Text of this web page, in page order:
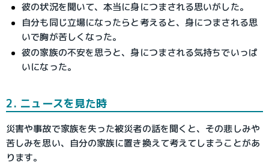
彼の状況を聞いて、本当に身につまされる思いがした。
自分も同じ立場になったらと考えると、身につまされる思
いで胸が苦しくなった。
彼の家族の不安を思うと、身につまされる気持ちでいっぱ
いになった。
2. ニュースを見た時
災害や事故で家族を失った被災者の話を聞くと、その悲しみや
苦しみを思い、自分の家族に置き換えて考えてしまうことがあ
ります。